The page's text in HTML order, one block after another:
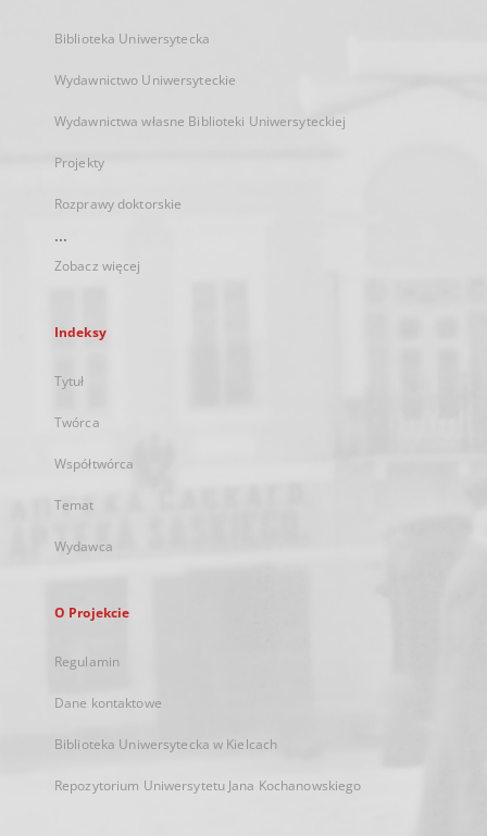
Biblioteka Uniwersytecka
Wydawnictwo Uniwersyteckie
Wydawnictwa własne Biblioteki Uniwersyteckiej
Projekty
Rozprawy doktorskie
...
Zobacz więcej
Indeksy
Tytuł
Twórca
Współtwórca
Temat
Wydawca
O Projekcie
Regulamin
Dane kontaktowe
Biblioteka Uniwersytecka w Kielcach
Repozytorium Uniwersytetu Jana Kochanowskiego